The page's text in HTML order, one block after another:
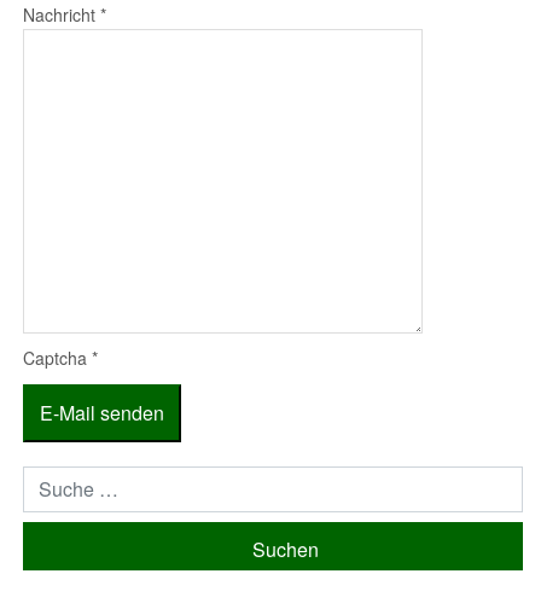
Nachricht *
Captcha *
E-Mail senden
Suchen